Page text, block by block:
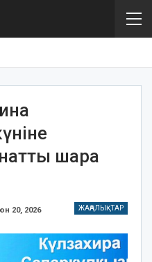
шара
ЖАҢАЛЫҚТАР
20, 2026